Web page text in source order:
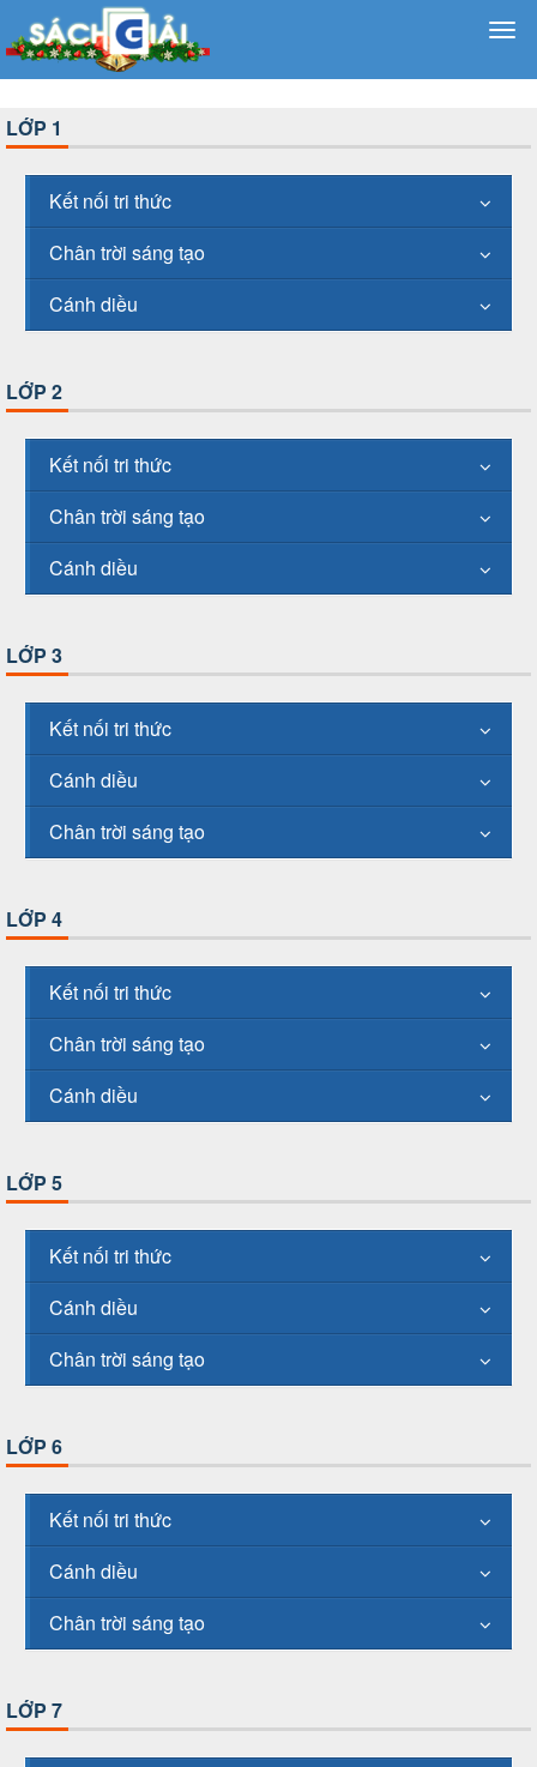
LỚP 1
Kết nối tri thức
Chân trời sáng tạo
Cánh diều
LỚP 2
Kết nối tri thức
Chân trời sáng tạo
Cánh diều
LỚP 3
Kết nối tri thức
Cánh diều
Chân trời sáng tạo
LỚP 4
Kết nối tri thức
Chân trời sáng tạo
Cánh diều
LỚP 5
Kết nối tri thức
Cánh diều
Chân trời sáng tạo
LỚP 6
Kết nối tri thức
Cánh diều
Chân trời sáng tạo
LỚP 7